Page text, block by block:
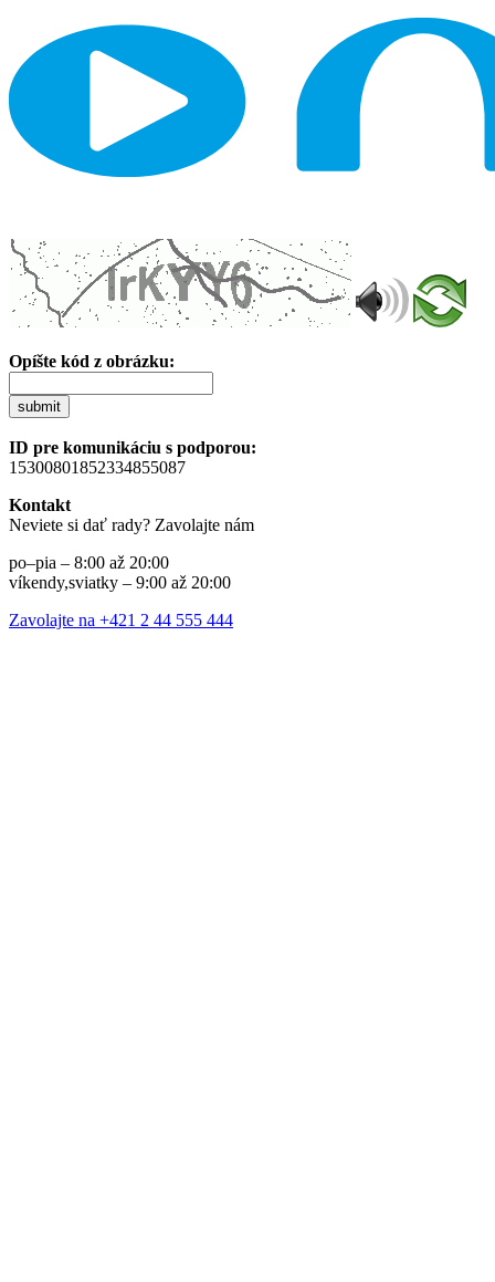
Opíšte kód z obrázku:
submit
ID pre komunikáciu s podporou:
15300801852334855087
Kontakt
Neviete si dať rady? Zavolajte nám
po–pia – 8:00 až 20:00
víkendy,sviatky – 9:00 až 20:00
Zavolajte na +421 2 44 555 444